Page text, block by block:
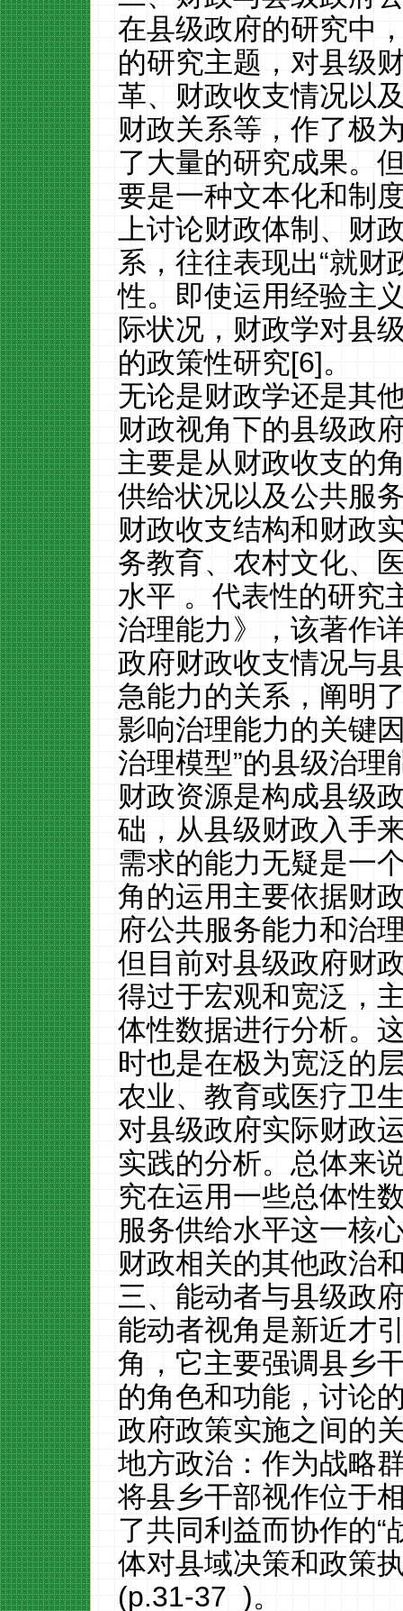
在县级政府的研究中
的研究主题，对县级
革、财政收支情况以
财政关系等，作了极
了大量的研究成果。
要是一种文本化和制
上讨论财政体制、财
系，往往表现出“就财
性。即使运用经验主
际状况，财政学对县
的政策性研究[6]。
无论是财政学还是其
财政视角下的县级政
主要是从财政收支的
供给状况以及公共服
财政收支结构和财政
务教育、农村文化、
水平 。代表性的研究
治理能力》，该著作
政府财政收支情况与
急能力的关系，阐明
影响治理能力的关键
治理模型”的县级治理
财政资源是构成县级
础，从县级财政入手
需求的能力无疑是一
角的运用主要依据财
府公共服务能力和治
但目前对县级政府财
得过于宏观和宽泛，
体性数据进行分析。
时也是在极为宽泛的
农业、教育或医疗卫
对县级政府实际财政
实践的分析。总体来
究在运用一些总体性
服务供给水平这一核
财政相关的其他政治
三、能动者与县级政
能动者视角是新近才
角，它主要强调县乡
的角色和功能，讨论
政府政策实施之间的
地方政治：作为战略
将县乡干部视作位于
了共同利益而协作的“
体对县域决策和政策
(p.31-37 )。